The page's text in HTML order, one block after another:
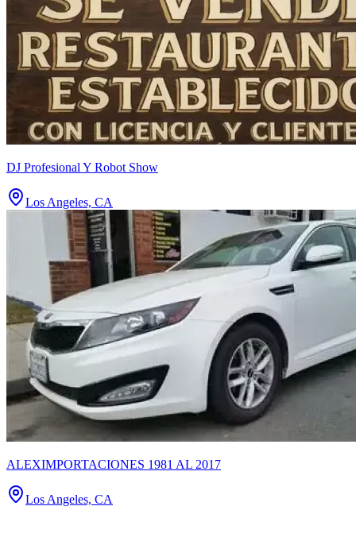
DJ Profesional Y Robot Show
Los Angeles, CA
ALEXIMPORTACIONES 1981 AL 2017
Los Angeles, CA